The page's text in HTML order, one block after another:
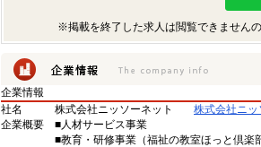
※掲載を終了した求人は閲覧できません
企業情報
社名
株式会社ニッソーネット
株式会社ニ
企業概要
■人材サービス事業
■教育・研修事業（福祉の教室ほっと倶楽